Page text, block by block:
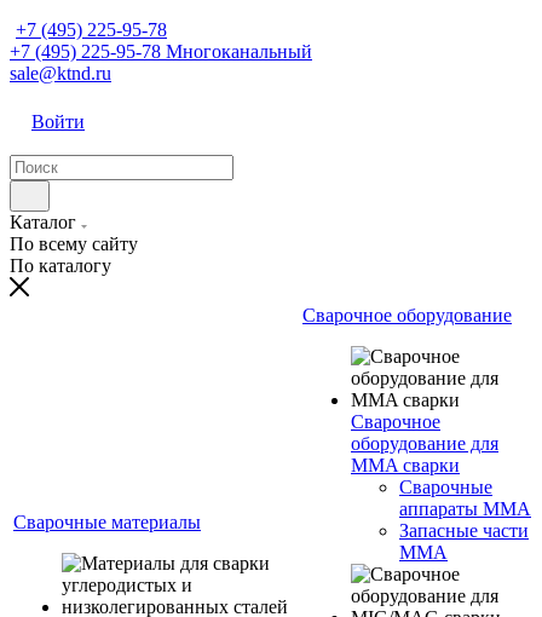
+7 (495) 225-95-78
+7 (495) 225-95-78 Многоканальный
sale@ktnd.ru
Войти
Каталог
По всему сайту
По каталогу
Сварочные материалы
Сварочное оборудование
Сварочное
оборудование для
MMA сварки
Сварочные
аппараты MMA
Запасные части
MMA